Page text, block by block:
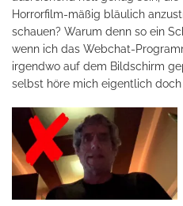
Horrorfilm-mäßig bläulich
schauen? Warum denn so ein
wenn ich das Webchat-
irgendwo auf dem Bildschirm
selbst höre mich eigentlich